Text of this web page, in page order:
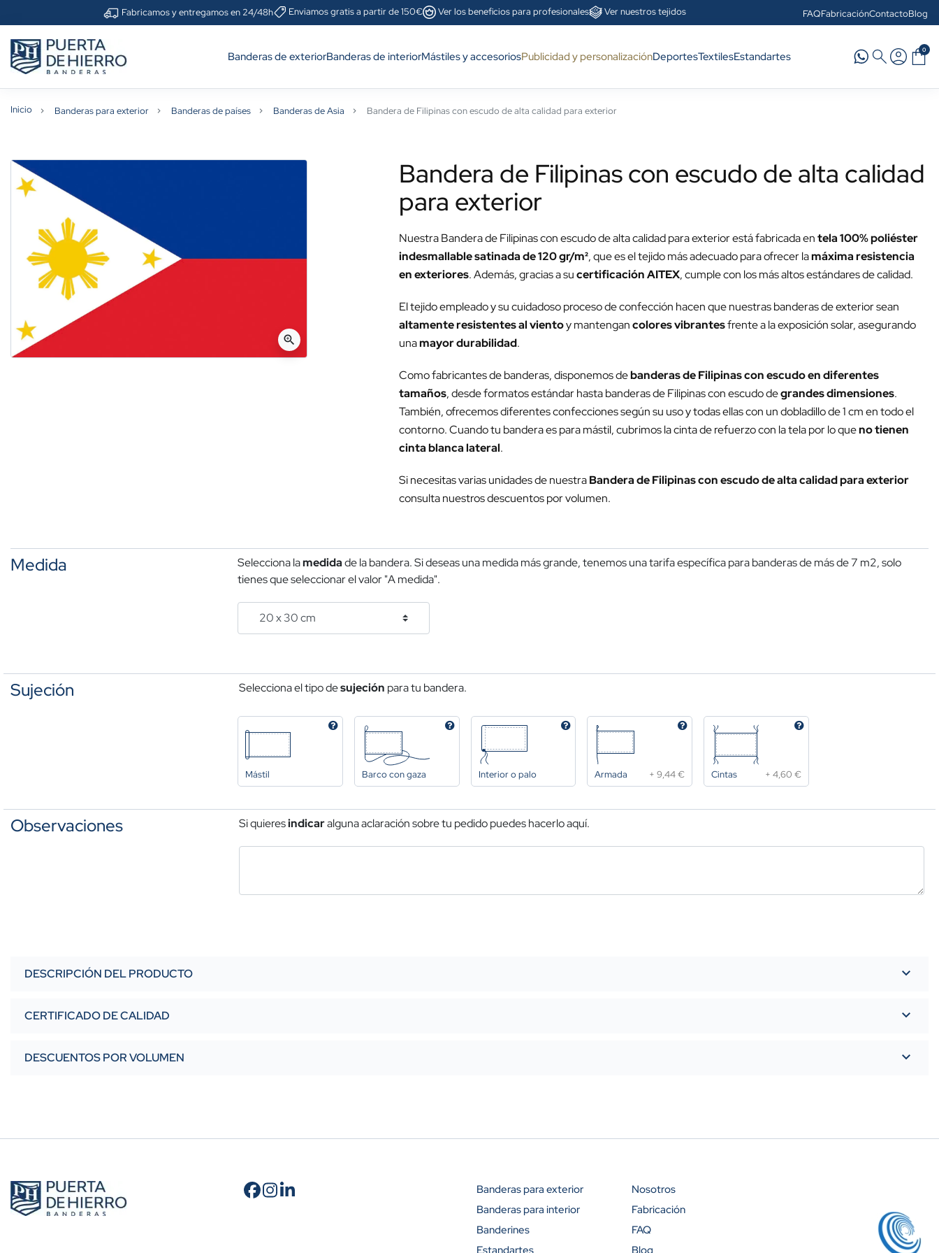
Fabricamos y entregamos en 24/48h Enviamos gratis a partir de 150€ Ver los beneficios para profesionales Ver nuestros tejidos FAQFabricaciónContactoBlog
Banderas de exteriorBanderas de interiorMástiles y accesoriosPublicidad y personalizaciónDeportesTextilesEstandartes 0
Inicio Banderas para exterior Banderas de países Banderas de Asia Bandera de Filipinas con escudo de alta calidad para exterior
zoom_in
Bandera de Filipinas con escudo de alta calidad
para exterior
Nuestra Bandera de Filipinas con escudo de alta calidad para exterior está fabricada entela 100% poliéster
indesmallable satinada de 120 gr/m², que es el tejido más adecuado para ofrecer lamáxima resistencia
en exteriores. Además, gracias a sucertificación AITEX, cumple con los más altos estándares de calidad.
El tejido empleado y su cuidadoso proceso de confección hacen que nuestras banderas de exterior sean
altamente resistentes al vientoy mantengancolores vibrantesfrente a la exposición solar, asegurando
unamayor durabilidad.
Como fabricantes de banderas, disponemos debanderas de Filipinas con escudo en diferentes
tamaños, desde formatos estándar hasta banderas de Filipinas con escudo degrandes dimensiones.
También, ofrecemos diferentes confecciones según su uso y todas ellas con un dobladillo de 1 cm en todo el
contorno. Cuando tu bandera es para mástil, cubrimos la cinta de refuerzo con la tela por lo queno tienen
cinta blanca lateral.
Si necesitas varias unidades de nuestraBandera de Filipinas con escudo de alta calidad para exterior
consulta nuestros descuentos por volumen.
Medida Selecciona lamedidade la bandera. Si deseas una medida más grande, tenemos una tarifa específica para banderas de más de 7 m2, solo
tienes que seleccionar el valor "A medida".
Sujeción Selecciona el tipo desujeción para tu bandera.
Mástil Barco con gaza Interior o palo Armada +9,44 € Cintas +4,60 €
Observaciones Si quieresindicaralguna aclaración sobre tu pedido puedes hacerlo aquí.
DESCRIPCIÓN DEL PRODUCTO
CERTIFICADO DE CALIDAD
DESCUENTOS POR VOLUMEN
Cantidad Descuento (%)
Banderas para exterior
Banderas para interior
Banderines
Estandartes
Nosotros
Fabricación
FAQ
Blog